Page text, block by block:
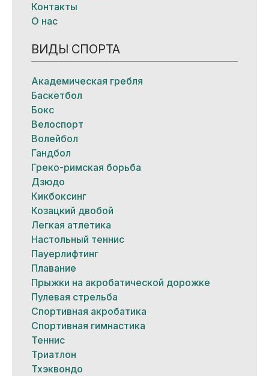
Контакты
О нас
ВИДЫ СПОРТА
Академическая гребля
Баскетбол
Бокс
Велоспорт
Волейбол
Гандбол
Греко-римская борьба
Дзюдо
Кикбоксинг
Козацкий двобой
Легкая атлетика
Настольный теннис
Пауерлифтинг
Плавание
Прыжки на акробатической дорожке
Пулевая стрельба
Спортивная акробатика
Спортивная гимнастика
Теннис
Триатлон
Тхэквондо